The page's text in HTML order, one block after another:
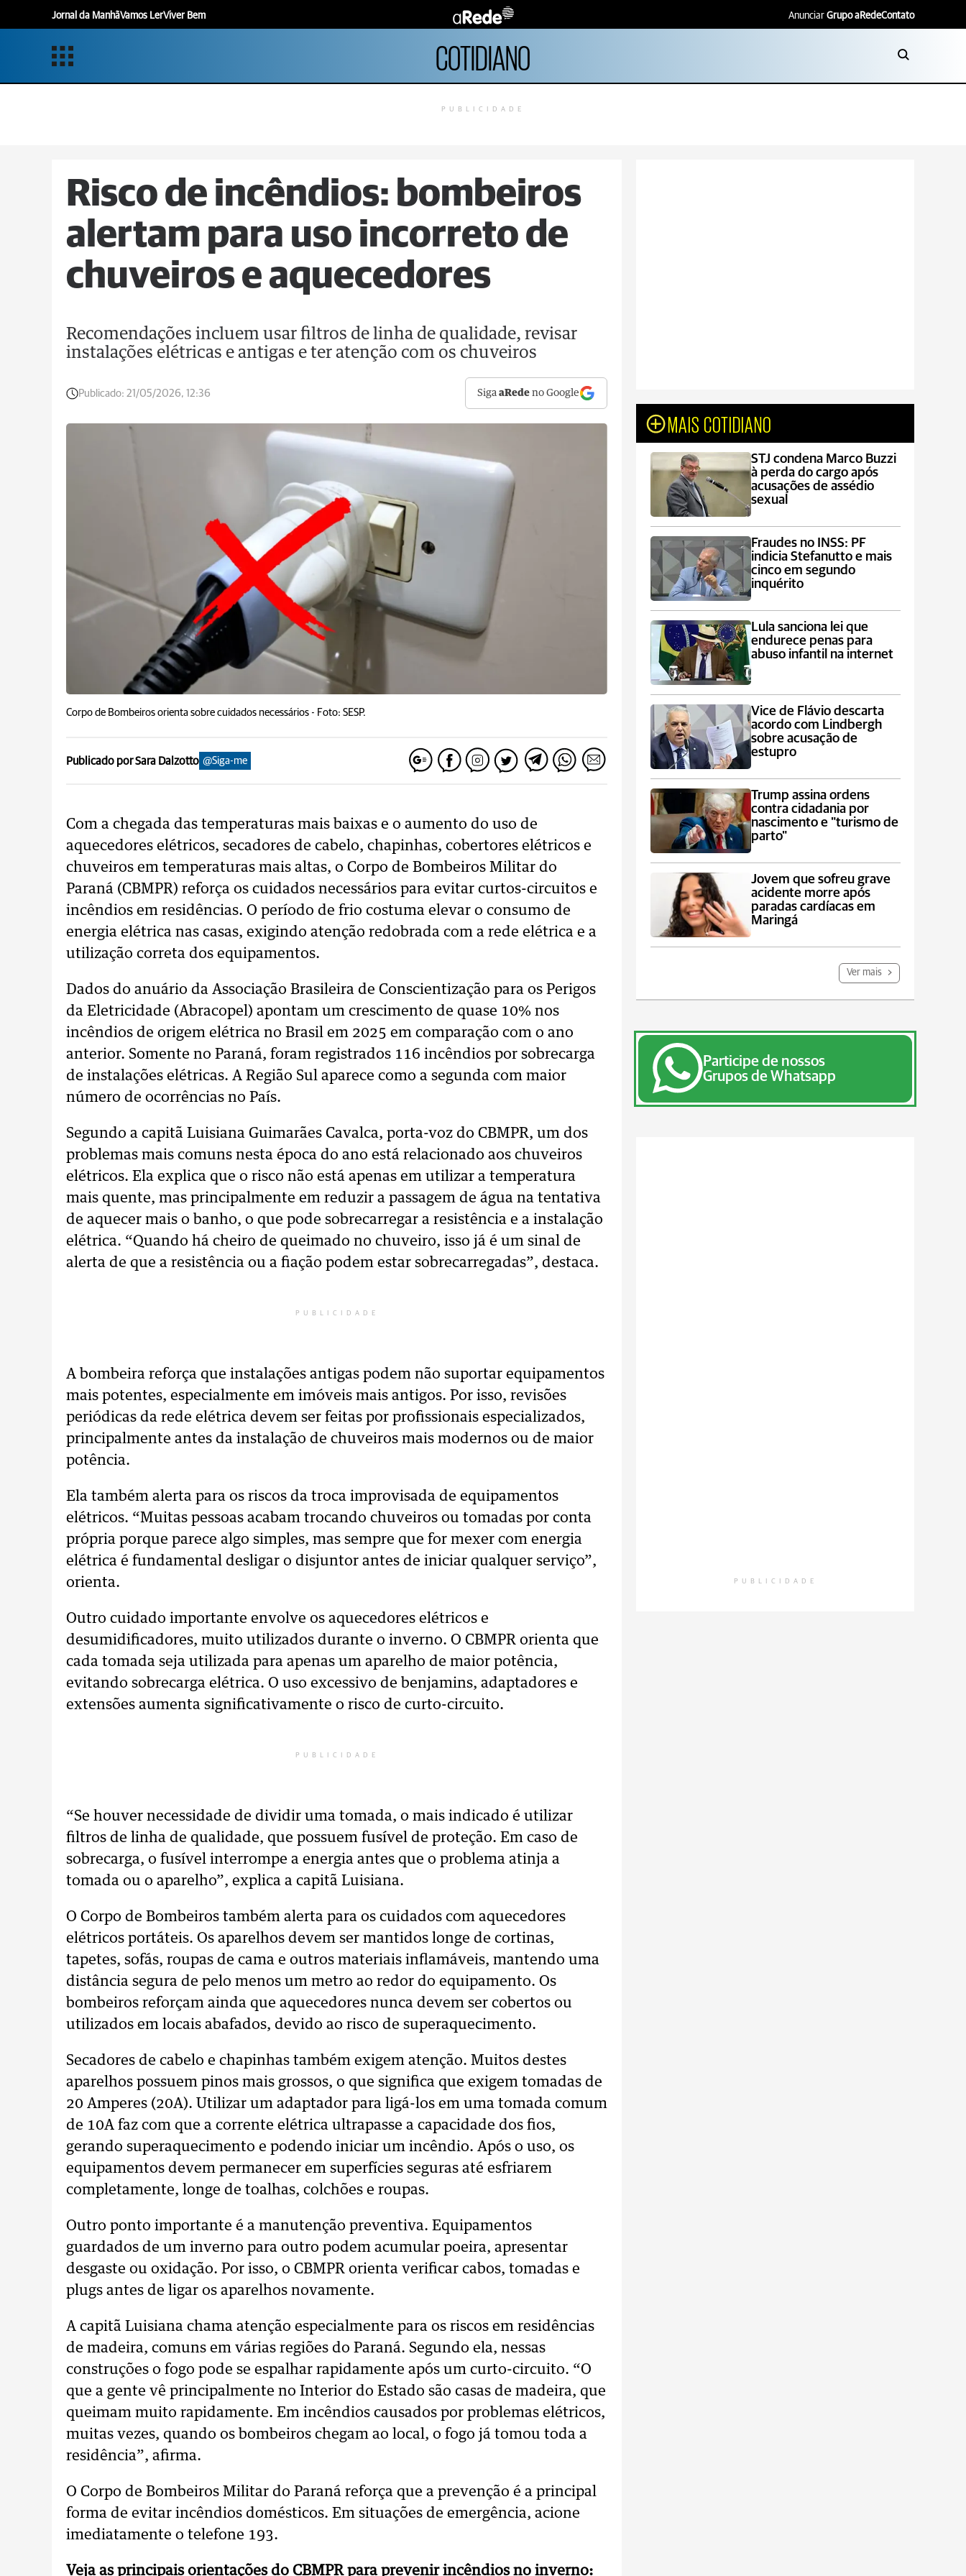
Jornal da ManhãVamos LerViver Bem Anunciar Grupo aRedeContato
COTIDIANO
PUBLICIDADE
Risco de incêndios: bombeiros
alertam para uso incorreto de
chuveiros e aquecedores
Recomendações incluem usar filtros de linha de qualidade, revisar
instalações elétricas e antigas e ter atenção com os chuveiros
Publicado: 21/05/2026, 12:36 SigaaRede no Google
Corpo de Bombeiros orienta sobre cuidados necessários - Foto: SESP.
Publicado por Sara Dalzotto @Siga-me
Com a chegada das temperaturas mais baixas e o aumento do uso de
aquecedores elétricos, secadores de cabelo, chapinhas, cobertores elétricos e
chuveiros em temperaturas mais altas, o Corpo de Bombeiros Militar do
Paraná (CBMPR) reforça os cuidados necessários para evitar curtos-circuitos e
incêndios em residências. O período de frio costuma elevar o consumo de
energia elétrica nas casas, exigindo atenção redobrada com a rede elétrica e a
utilização correta dos equipamentos.
Dados do anuário da Associação Brasileira de Conscientização para os Perigos
da Eletricidade (Abracopel) apontam um crescimento de quase 10% nos
incêndios de origem elétrica no Brasil em 2025 em comparação com o ano
anterior. Somente no Paraná, foram registrados 116 incêndios por sobrecarga
de instalações elétricas. A Região Sul aparece como a segunda com maior
número de ocorrências no País.
Segundo a capitã Luisiana Guimarães Cavalca, porta-voz do CBMPR, um dos
problemas mais comuns nesta época do ano está relacionado aos chuveiros
elétricos. Ela explica que o risco não está apenas em utilizar a temperatura
mais quente, mas principalmente em reduzir a passagem de água na tentativa
de aquecer mais o banho, o que pode sobrecarregar a resistência e a instalação
elétrica. “Quando há cheiro de queimado no chuveiro, isso já é um sinal de
alerta de que a resistência ou a fiação podem estar sobrecarregadas”, destaca.
PUBLICIDADE
A bombeira reforça que instalações antigas podem não suportar equipamentos
mais potentes, especialmente em imóveis mais antigos. Por isso, revisões
periódicas da rede elétrica devem ser feitas por profissionais especializados,
principalmente antes da instalação de chuveiros mais modernos ou de maior
potência.
Ela também alerta para os riscos da troca improvisada de equipamentos
elétricos. “Muitas pessoas acabam trocando chuveiros ou tomadas por conta
própria porque parece algo simples, mas sempre que for mexer com energia
elétrica é fundamental desligar o disjuntor antes de iniciar qualquer serviço”,
orienta.
Outro cuidado importante envolve os aquecedores elétricos e
desumidificadores, muito utilizados durante o inverno. O CBMPR orienta que
cada tomada seja utilizada para apenas um aparelho de maior potência,
evitando sobrecarga elétrica. O uso excessivo de benjamins, adaptadores e
extensões aumenta significativamente o risco de curto-circuito.
PUBLICIDADE
“Se houver necessidade de dividir uma tomada, o mais indicado é utilizar
filtros de linha de qualidade, que possuem fusível de proteção. Em caso de
sobrecarga, o fusível interrompe a energia antes que o problema atinja a
tomada ou o aparelho”, explica a capitã Luisiana.
O Corpo de Bombeiros também alerta para os cuidados com aquecedores
elétricos portáteis. Os aparelhos devem ser mantidos longe de cortinas,
tapetes, sofás, roupas de cama e outros materiais inflamáveis, mantendo uma
distância segura de pelo menos um metro ao redor do equipamento. Os
bombeiros reforçam ainda que aquecedores nunca devem ser cobertos ou
utilizados em locais abafados, devido ao risco de superaquecimento.
Secadores de cabelo e chapinhas também exigem atenção. Muitos destes
aparelhos possuem pinos mais grossos, o que significa que exigem tomadas de
20 Amperes (20A). Utilizar um adaptador para ligá-los em uma tomada comum
de 10A faz com que a corrente elétrica ultrapasse a capacidade dos fios,
gerando superaquecimento e podendo iniciar um incêndio. Após o uso, os
equipamentos devem permanecer em superfícies seguras até esfriarem
completamente, longe de toalhas, colchões e roupas.
Outro ponto importante é a manutenção preventiva. Equipamentos
guardados de um inverno para outro podem acumular poeira, apresentar
desgaste ou oxidação. Por isso, o CBMPR orienta verificar cabos, tomadas e
plugs antes de ligar os aparelhos novamente.
A capitã Luisiana chama atenção especialmente para os riscos em residências
de madeira, comuns em várias regiões do Paraná. Segundo ela, nessas
construções o fogo pode se espalhar rapidamente após um curto-circuito. “O
que a gente vê principalmente no Interior do Estado são casas de madeira, que
queimam muito rapidamente. Em incêndios causados por problemas elétricos,
muitas vezes, quando os bombeiros chegam ao local, o fogo já tomou toda a
residência”, afirma.
O Corpo de Bombeiros Militar do Paraná reforça que a prevenção é a principal
forma de evitar incêndios domésticos. Em situações de emergência, acione
imediatamente o telefone 193.
Veja as principais orientações do CBMPR para prevenir incêndios no inverno:
MAIS COTIDIANO
STJ condena Marco Buzzi
à perda do cargo após
acusações de assédio
sexual
Fraudes no INSS: PF
indicia Stefanutto e mais
cinco em segundo
inquérito
Lula sanciona lei que
endurece penas para
abuso infantil na internet
Vice de Flávio descarta
acordo com Lindbergh
sobre acusação de
estupro
Trump assina ordens
contra cidadania por
nascimento e "turismo de
parto"
Jovem que sofreu grave
acidente morre após
paradas cardíacas em
Maringá
Ver mais
Participe de nossos
Grupos de Whatsapp
PUBLICIDADE